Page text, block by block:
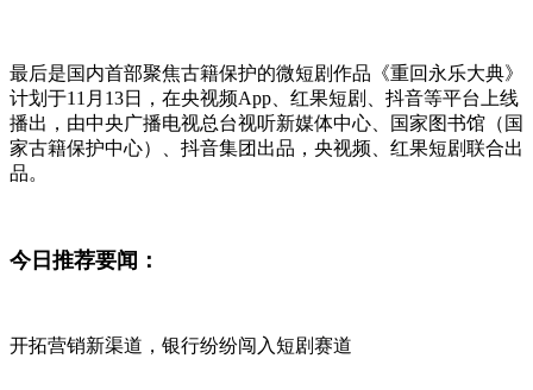
最后是国内首部聚焦古籍保护的微短剧作品《重回永乐大典》
计划于11月13日，在央视频App、红果短剧、抖音等平台上线
播出，由中央广播电视总台视听新媒体中心、国家图书馆（国
家古籍保护中心）、抖音集团出品，央视频、红果短剧联合出
品。
今日推荐要闻：
开拓营销新渠道，银行纷纷闯入短剧赛道